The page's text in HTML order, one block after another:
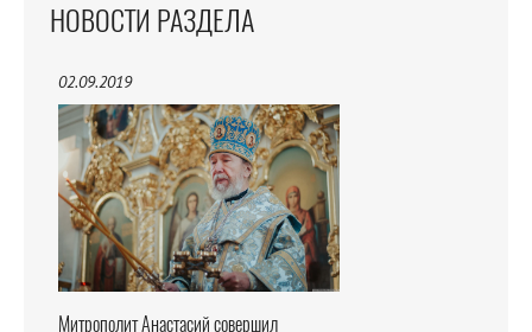
НОВОСТИ РАЗДЕЛА
02.09.2019
Митрополит Анастасий совершил